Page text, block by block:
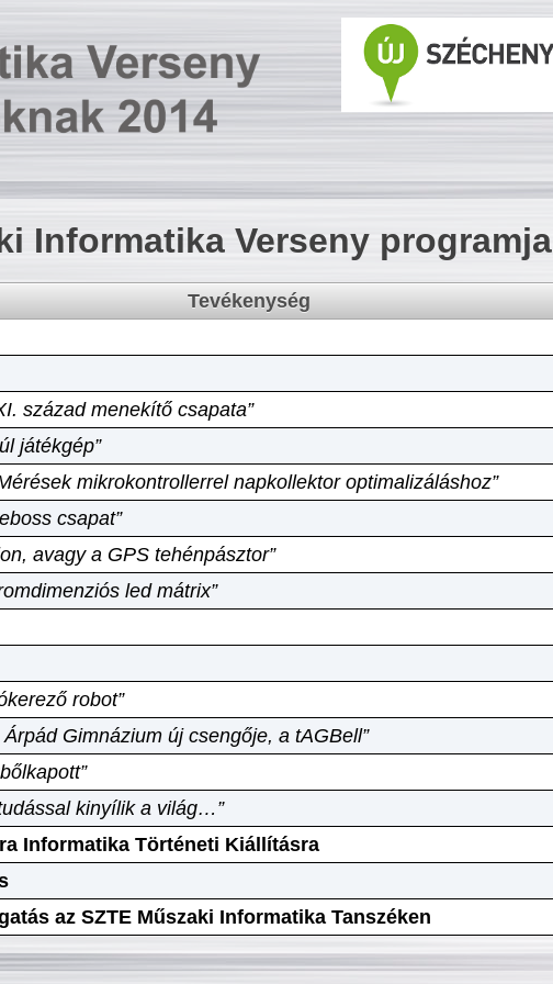
Informatika Verseny programja
Tevékenység
század menekítő csapata”
játékgép”
mikrokontrollerrel napkollektor optimalizáláshoz”
csapat”
avagy a GPS tehénpásztor”
led mátrix”
robot”
Árpád Gimnázium új csengője, a tAGBell”
kinyílik a világ…”
Informatika Történeti Kiállításra
az SZTE Műszaki Informatika Tanszéken